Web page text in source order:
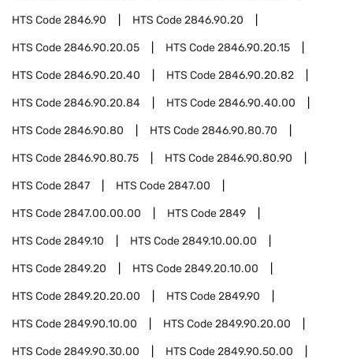
HTS Code2846.90 HTS Code2846.90.20
HTS Code2846.90.20.05 HTS Code2846.90.20.15
HTS Code2846.90.20.40 HTS Code2846.90.20.82
HTS Code2846.90.20.84 HTS Code2846.90.40.00
HTS Code2846.90.80 HTS Code2846.90.80.70
HTS Code2846.90.80.75 HTS Code2846.90.80.90
HTS Code2847 HTS Code2847.00
HTS Code2847.00.00.00 HTS Code2849
HTS Code2849.10 HTS Code2849.10.00.00
HTS Code2849.20 HTS Code2849.20.10.00
HTS Code2849.20.20.00 HTS Code2849.90
HTS Code2849.90.10.00 HTS Code2849.90.20.00
HTS Code2849.90.30.00 HTS Code2849.90.50.00